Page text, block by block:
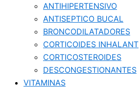
ANTIHIPERTENSIVO
ANTISEPTICO BUCAL
BRONCODILATADORES
CORTICOIDES INHALANT
CORTICOSTEROIDES
DESCONGESTIONANTES
VITAMINAS